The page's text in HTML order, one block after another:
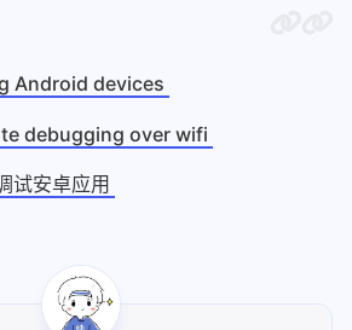
Android devices
debugging over wifi
试安卓应用